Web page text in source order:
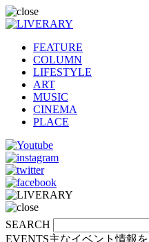
FEATURE
COLUMN
LIFESTYLE
ART
MUSIC
CINEMA
PLACE
SEARCH
EVENTS主なイベント情報